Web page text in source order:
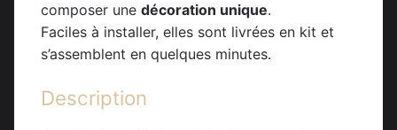
composer une décoration unique.
Faciles à installer, elles sont livrées en kit et
s’assemblent en quelques minutes.
Description